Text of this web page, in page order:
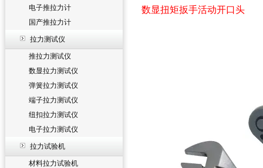
电子推拉力计
国产推拉力计
拉力测试仪
推拉力测试仪
数显拉力测试仪
弹簧拉力测试仪
端子拉力测试仪
纽扣拉力测试仪
电子拉力测试仪
拉力试验机
材料拉力试验机
数显扭矩扳手活动开口头